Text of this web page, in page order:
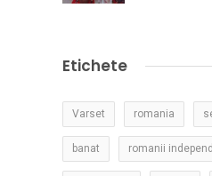
Etichete
Varset romania
banat romanii